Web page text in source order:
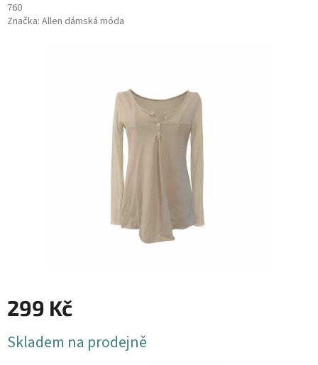
760
Značka: Allen dámská móda
299 Kč
cena:
Skladem na prodejně